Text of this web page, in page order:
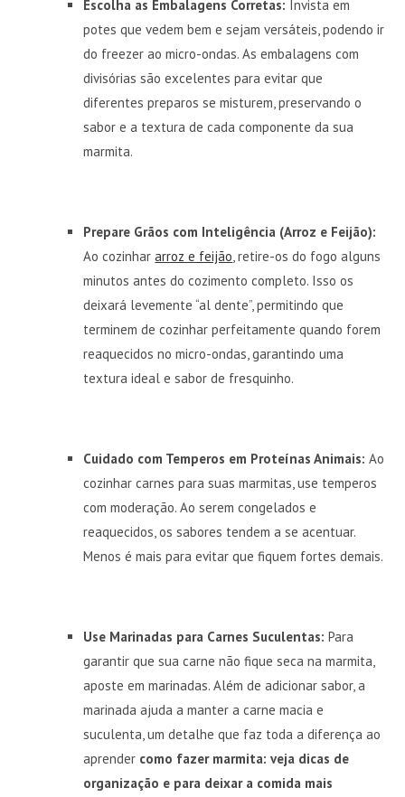
Escolha as Embalagens Corretas: Invista em
potes que vedem bem e sejam versáteis, podendo ir
do freezer ao micro-ondas. As embalagens com
divisórias são excelentes para evitar que
diferentes preparos se misturem, preservando o
sabor e a textura de cada componente da sua
marmita.
Prepare Grãos com Inteligência (Arroz e Feijão):
Ao cozinhararroz e feijão , retire-os do fogo alguns
minutos antes do cozimento completo. Isso os
deixará levemente “al dente”, permitindo que
terminem de cozinhar perfeitamente quando forem
reaquecidos no micro-ondas, garantindo uma
textura ideal e sabor de fresquinho.
Cuidado com Temperos em Proteínas Animais: Ao
cozinhar carnes para suas marmitas, use temperos
com moderação. Ao serem congelados e
reaquecidos, os sabores tendem a se acentuar.
Menos é mais para evitar que fiquem fortes demais.
Use Marinadas para Carnes Suculentas: Para
garantir que sua carne não fique seca na marmita,
aposte em marinadas. Além de adicionar sabor, a
marinada ajuda a manter a carne macia e
suculenta, um detalhe que faz toda a diferença ao
aprender como fazer marmita: veja dicas de
organização e para deixar a comida mais